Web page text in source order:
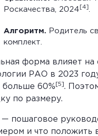
Роскачества, 2024 [4]
Алгоритм.
Родитель
комплект.
форма влияет на
РАО в 2023
больше 60% [5].
по размеру.
пошаговое
и что положить